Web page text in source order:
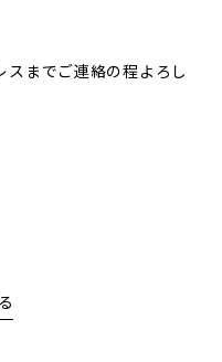
までご連絡の程よろし